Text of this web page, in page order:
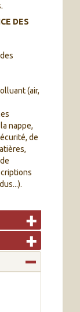
DES
(air,
nappe,
de